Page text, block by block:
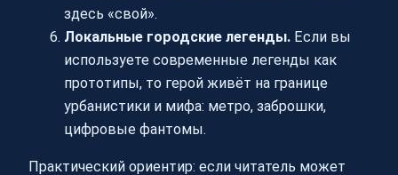
здесь «свой».
Локальные городские легенды. Если вы
используете современные легенды как
прототипы, то герой живёт на границе
урбанистики и мифа: метро, заброшки,
цифровые фантомы.
Практический ориентир: если читатель может